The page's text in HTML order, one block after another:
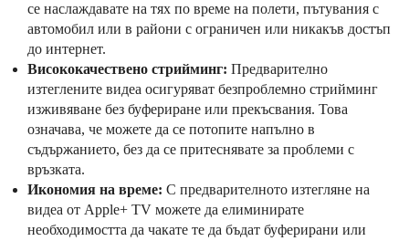
се наслаждавате на тях по време на полети, пътувания с
автомобил или в райони с ограничен или никакъв достъп
до интернет.
Висококачествено стрийминг: Предварително
изтеглените видеа осигуряват безпроблемно стрийминг
изживяване без буфериране или прекъсвания. Това
означава, че можете да се потопите напълно в
съдържанието, без да се притеснявате за проблеми с
връзката.
Икономия на време: С предварителното изтегляне на
видеа от Apple+ TV можете да елиминирате
необходимостта да чакате те да бъдат буферирани или